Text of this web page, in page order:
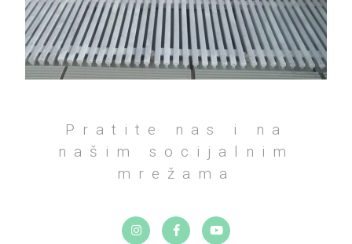
Pratite nas i na
našim socijalnim
mrežama